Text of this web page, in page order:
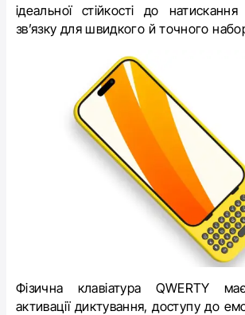
ідеальної стійкості до
зв’язку для швидкого й точного
Фізична клавіатура QWERTY
активації диктування, доступу до